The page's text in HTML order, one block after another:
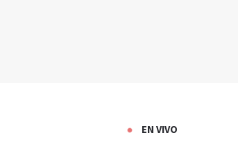
EN VIVO